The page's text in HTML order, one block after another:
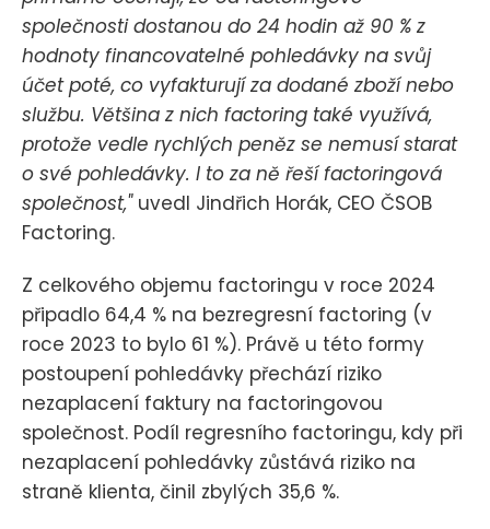
společnosti dostanou do 24 hodin až 90 % z
hodnoty financovatelné pohledávky na svůj
účet poté, co vyfakturují za dodané zboží nebo
službu. Většina z nich factoring také využívá,
protože vedle rychlých peněz se nemusí starat
o své pohledávky. I to za ně řeší factoringová
společnost," uvedl Jindřich Horák, CEO ČSOB
Factoring.
Z celkového objemu factoringu v roce 2024
připadlo 64,4 % na bezregresní factoring (v
roce 2023 to bylo 61 %). Právě u této formy
postoupení pohledávky přechází riziko
nezaplacení faktury na factoringovou
společnost. Podíl regresního factoringu, kdy při
nezaplacení pohledávky zůstává riziko na
straně klienta, činil zbylých 35,6 %.